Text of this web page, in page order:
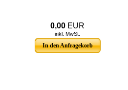
0,00 EUR
inkl. MwSt.
In den Anfragekorb